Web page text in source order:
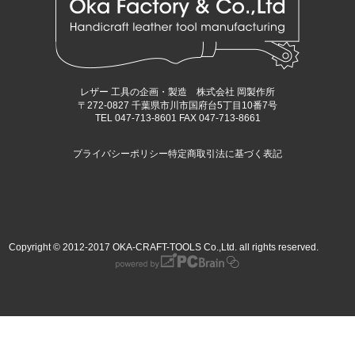
レザー 工具の企画・製造 株式会社 岡製作所
〒272-0827 千葉県市川市国府台5丁目10番7号
TEL 047-713-8601 FAX 047-713-8661
プライバシーポリシー特定商取引法に基づく表記
Copyright © 2012-2017 OKA-CRAFT-TOOLS Co.,Ltd. all rights reserved.